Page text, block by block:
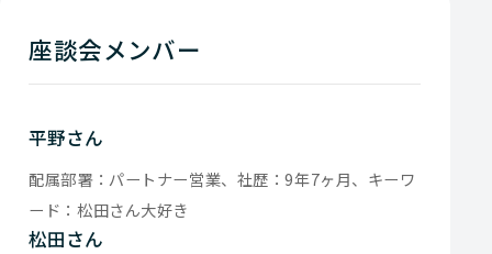
座談会メンバー
平野さん
配属部署：パートナー営業、社歴：9年7ヶ月、キーワ
ード：松田さん大好き
松田さん